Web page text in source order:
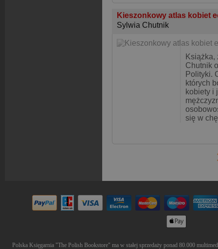
Kieszonkowy atlas kobiet
Sylwia Chutnik
Książka,
Chutnik
Polityki.
których
kobiety i
się w
Polska Księgarnia "The Polish Bookstore" ma w stałej sprzedaży ponad 80.000